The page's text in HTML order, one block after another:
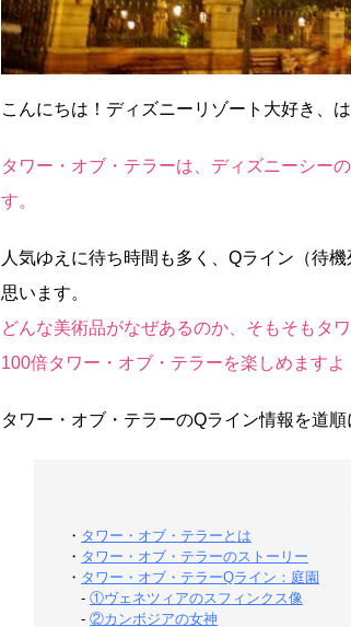
こんにちは！ディズニーリゾート大好き、は
タワー・オブ・テラーは、ディズニーシー
す。
人気ゆえに待ち時間も多く、Qライン（待
思います。
どんな美術品がなぜあるのか、そもそもタ
100倍タワー・オブ・テラーを楽しめますよ
タワー・オブ・テラーのQライン情報を道順
・ タワー・オブ・テラーとは
・ タワー・オブ・テラーのストーリー
・ タワー・オブ・テラーQライン：庭園
- ①ヴェネツィアのスフィンクス像
- ②カンボジアの女神